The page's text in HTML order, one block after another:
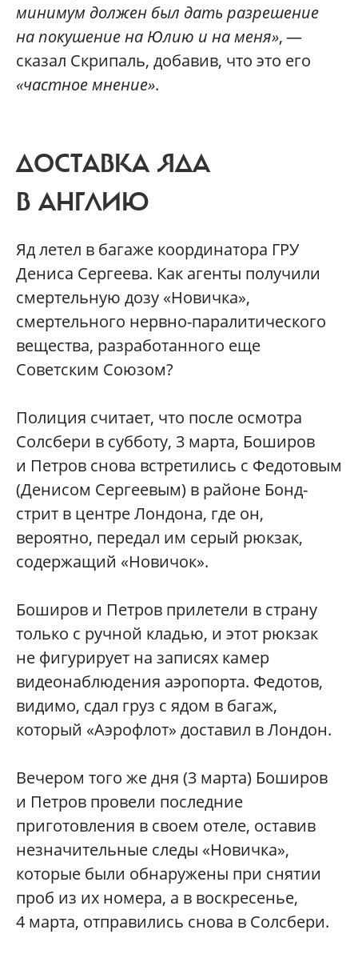
минимум должен был дать разрешение
на покушение на Юлию и на меня», —
сказал Скрипаль, добавив, что это его
«частное мнение».
ДОСТАВКА ЯДА
В АНГЛИЮ
Яд летел в багаже координатора ГРУ
Дениса Сергеева. Как агенты получили
смертельную дозу «Новичка»,
смертельного нервно-паралитического
вещества, разработанного еще
Советским Союзом?
Полиция считает, что после осмотра
Солсбери в субботу, 3 марта, Боширов
и Петров снова встретились с Федотовым
(Денисом Сергеевым) в районе Бонд-
стрит в центре Лондона, где он,
вероятно, передал им серый рюкзак,
содержащий «Новичок».
Боширов и Петров прилетели в страну
только с ручной кладью, и этот рюкзак
не фигурирует на записях камер
видеонаблюдения аэропорта. Федотов,
видимо, сдал груз с ядом в багаж,
который «Аэрофлот» доставил в Лондон.
Вечером того же дня (3 марта) Боширов
и Петров провели последние
приготовления в своем отеле, оставив
незначительные следы «Новичка»,
которые были обнаружены при снятии
проб из их номера, а в воскресенье,
4 марта, отправились снова в Солсбери.